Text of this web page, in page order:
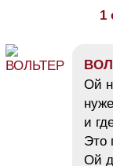
1
Ой
и
Это
Ой